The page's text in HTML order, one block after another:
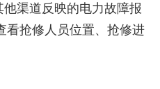
渠道反映的电力故障报
看抢修人员位置、抢修进